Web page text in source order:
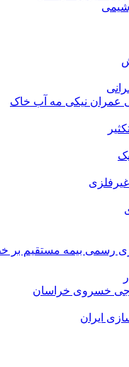
نیکی مه آب خاک
رسمی بیمه مستقیم بر
خسروی خراسان
ایران